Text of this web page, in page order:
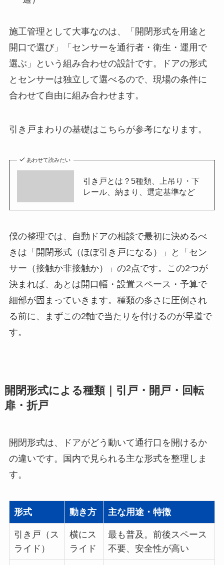
施工管理として大事なのは、「開閉形式を用途と
開口で選び」「センサーを通行者・衛生・運用で
選ぶ」という組み合わせの設計です。ドアの形式
とセンサーは独立して選べるので、現場の条件に
合わせて自由に組み合わせます。
引き戸まわりの基礎はこちらが参考になります。
あわせて読みたい
引き戸とは？5種類、上吊り・下
レール、納まり、選定基準など
僕の整理では、自動ドアの相談で最初に決めるべ
きは「開閉形式（ほぼ引き戸になる）」と「セン
サー（接触か非接触か）」の2点です。この2つが
決まれば、あとは開口幅・設置スペース・予算で
細部が固まっていきます。種類の多さに圧倒され
る前に、まずこの2軸で当たりを付けるのが早道で
す。
開閉形式による種類｜引戸・開戸・回転
扉・折戸
開閉形式は、ドアがどう動いて通行口を開けるか
の違いです。国内で見られる主な形式を整理しま
す。
形式 動き方 主な用途・特徴
引き戸（ス
ライド）
横にス
ライド
最も普及。前後スペース
不要、安全性が高い